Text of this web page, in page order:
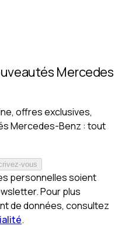
Mercedes
offres exclusives,
Mercedes-Benz : tout
vous
personnelles soient
Pour plus
de données, consultez
.